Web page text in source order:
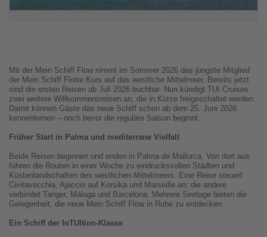
Mit der Mein Schiff Flow nimmt im Sommer 2026 das jüngste Mitglied
der Mein Schiff Flotte Kurs auf das westliche Mittelmeer. Bereits jetzt
sind die ersten Reisen ab Juli 2026 buchbar. Nun kündigt TUI Cruises
zwei weitere Willkommensreisen an, die in Kürze freigeschaltet werden.
Damit können Gäste das neue Schiff schon ab dem 25. Juni 2026
kennenlernen – noch bevor die reguläre Saison beginnt.
Früher Start in Palma und mediterrane Vielfalt
Beide Reisen beginnen und enden in Palma de Mallorca. Von dort aus
führen die Routen in einer Woche zu eindrucksvollen Städten und
Küstenlandschaften des westlichen Mittelmeers. Eine Reise steuert
Civitavecchia, Ajaccio auf Korsika und Marseille an; die andere
verbindet Tanger, Málaga und Barcelona. Mehrere Seetage bieten die
Gelegenheit, die neue Mein Schiff Flow in Ruhe zu entdecken.
Ein Schiff der InTUItion-Klasse